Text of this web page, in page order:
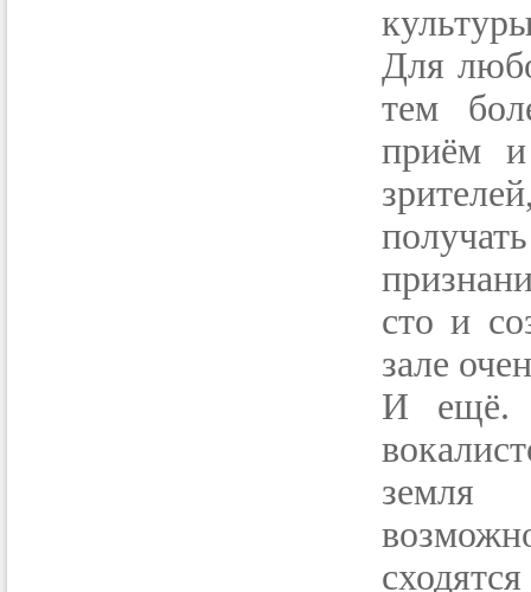
Для
тем
приём и
сто и
зале
И ещё.
земля